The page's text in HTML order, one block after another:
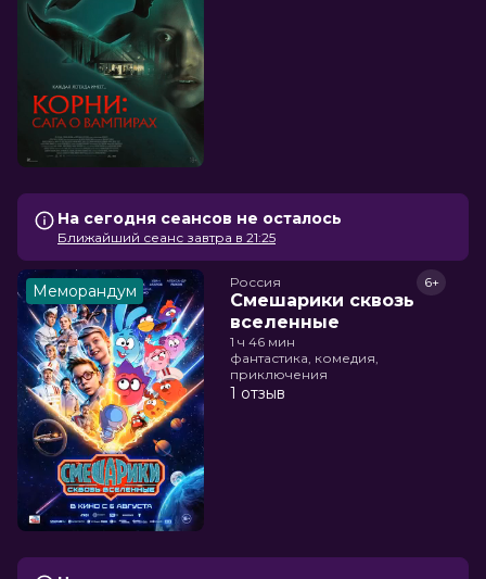
На сегодня сеансов не осталось
Ближайший сеанс завтра в 21:25
Меморандум Россия
Смешарики сквозь
вселенные
6+
1 ч 46 мин
фантастика, комедия,
приключения
1 отзыв